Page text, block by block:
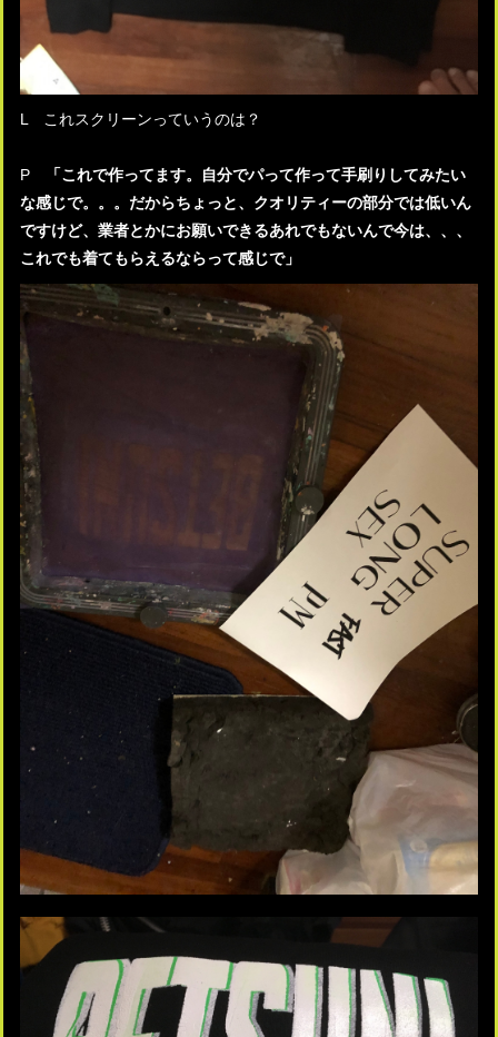
L これスクリーンっていうのは？
P
「これで作ってます。自分でパって作って手刷りしてみたい
な感じで。。。だからちょっと、クオリティーの部分では低いん
ですけど、業者とかにお願いできるあれでもないんで今は、、、
これでも着てもらえるならって感じで」